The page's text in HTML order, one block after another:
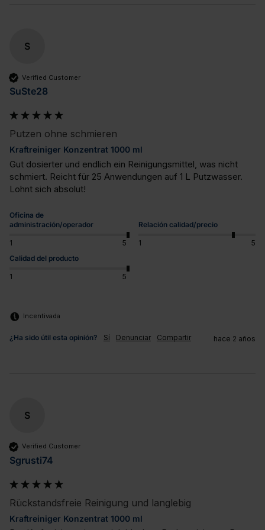
S
Verified Customer
SuSte28
Putzen ohne schmieren
Kraftreiniger Konzentrat 1000 ml
Gut dosierter und endlich ein Reinigungsmittel, was nicht
schmiert. Reicht für 25 Anwendungen auf 1 L Putzwasser.
Lohnt sich absolut!
Oficina de
administración/operador
1 5
Relación calidad/precio
1
5
Calidad del producto
1 5
Incentivada
¿Ha sido útil esta opinión? Sí Denunciar Compartir hace 2 años
S
Verified Customer
Sgrusti74
Rückstandsfreie Reinigung und langlebig
Kraftreiniger Konzentrat 1000 ml